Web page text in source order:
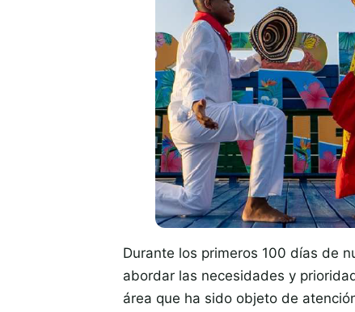
Durante los primeros 100 días de
abordar las necesidades y
área que ha sido objeto de